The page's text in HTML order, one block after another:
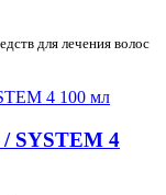
для лечения волос
SYSTEM 4